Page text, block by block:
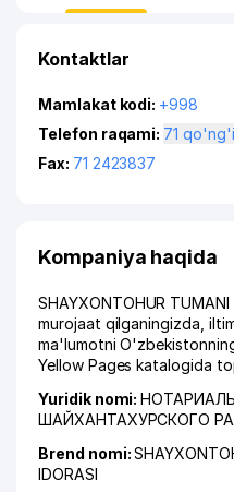
Kontaktlar
Mamlakat kodi: +998
Telefon raqami:
71
Fax: 71 2423837
Kompaniya haqida
SHAYXONTOHUR
murojaat qilganingizda,
ma'lumotni
Yellow Pages katalogida
Yuridik nomi:
ШАЙХАНТАХУРСКОГО
Brend nomi:
IDORASI